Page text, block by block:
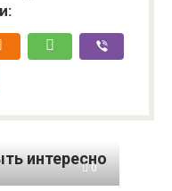
интересно
0